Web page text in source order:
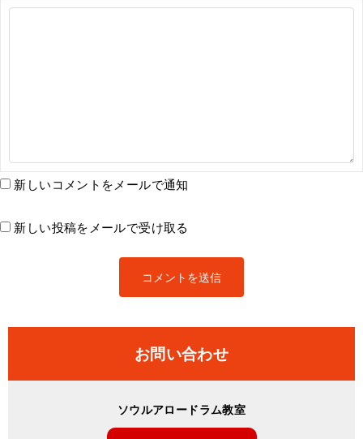
新しいコメントをメールで通知
新しい投稿をメールで受け取る
お問い合わせ
ソウルアロードラム教室